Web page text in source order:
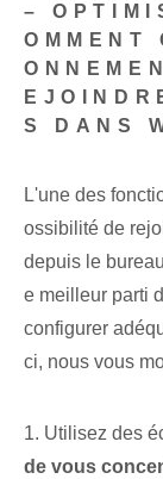
–
OMMENT
S DANS
L'une des
ossibilité de
depuis le
e meilleur parti
configurer
ci, nous vous
1. Utilisez des
de vous